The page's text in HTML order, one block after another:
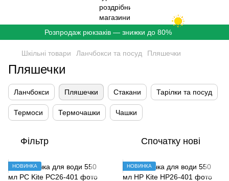
Розпродаж рюкзаків — знижки до 80%
Шкільні товари Ланчбокси та посуд Пляшечки
Пляшечки
Ланчбокси Пляшечки Стакани Тарілки та посуд
Термоси Термочашки Чашки
Фільтр Спочатку нові
НОВИНКА НОВИНКА